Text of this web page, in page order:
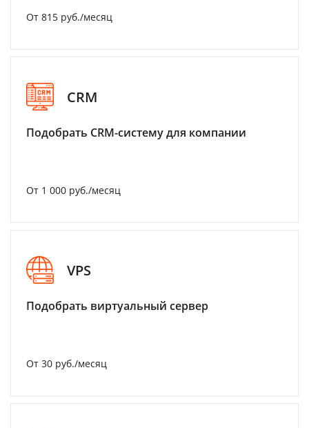
От 815 руб./месяц
CRM
Подобрать CRM-систему для компании
От 1 000 руб./месяц
VPS
Подобрать виртуальный сервер
От 30 руб./месяц